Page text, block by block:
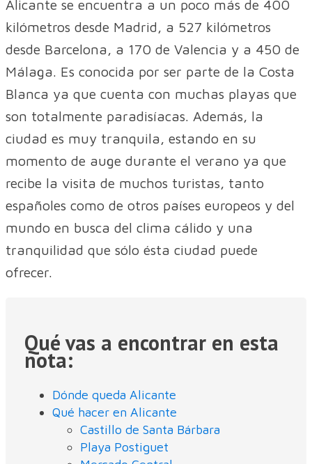
Alicante se encuentra a un poco más de 400
kilómetros desde Madrid, a 527 kilómetros
desde Barcelona, a 170 de Valencia y a 450 de
Málaga. Es conocida por ser parte de la Costa
Blanca ya que cuenta con muchas playas que
son totalmente paradisíacas. Además, la
ciudad es muy tranquila, estando en su
momento de auge durante el verano ya que
recibe la visita de muchos turistas, tanto
españoles como de otros países europeos y del
mundo en busca del clima cálido y una
tranquilidad que sólo ésta ciudad puede
ofrecer.
Qué vas a encontrar en esta
nota:
Dónde queda Alicante
Qué hacer en Alicante
Castillo de Santa Bárbara
Playa Postiguet